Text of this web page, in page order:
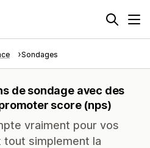
Sondages
de sondage avec des
score (nps)
vraiment pour vos
tout simplement la